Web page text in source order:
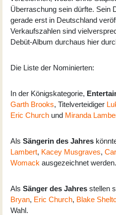
Überraschung sein dürfte. Sein
gerade erst in Deutschland
Verkaufszahlen sind
Debüt-Album durchaus hier
Die Liste der Nominierten:
In der Königskategorie,
Garth Brooks, Titelverteidiger
Eric Church und Miranda
Als Sängerin des Jahres
Lambert, Kacey Musgraves,
Womack ausgezeichnet werden.
Als Sänger des Jahres stellen
Bryan, Eric Church, Blake
Wahl.